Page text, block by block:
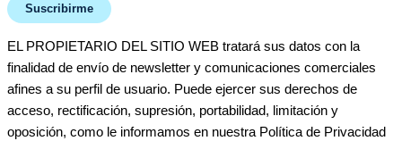
Suscribirme
EL PROPIETARIO DEL SITIO WEB tratará sus datos con la
finalidad de envío de newsletter y comunicaciones comerciales
afines a su perfil de usuario. Puede ejercer sus derechos de
acceso, rectificación, supresión, portabilidad, limitación y
oposición, como le informamos en nuestra Política de Privacidad